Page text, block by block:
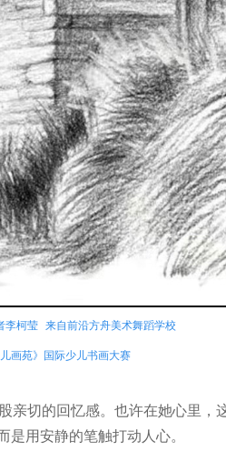
李柯莹 来自前沿方舟美术舞蹈学校
画苑》国际少儿书画大赛
切的回忆感。也许在她心里，
是用安静的笔触打动人心。